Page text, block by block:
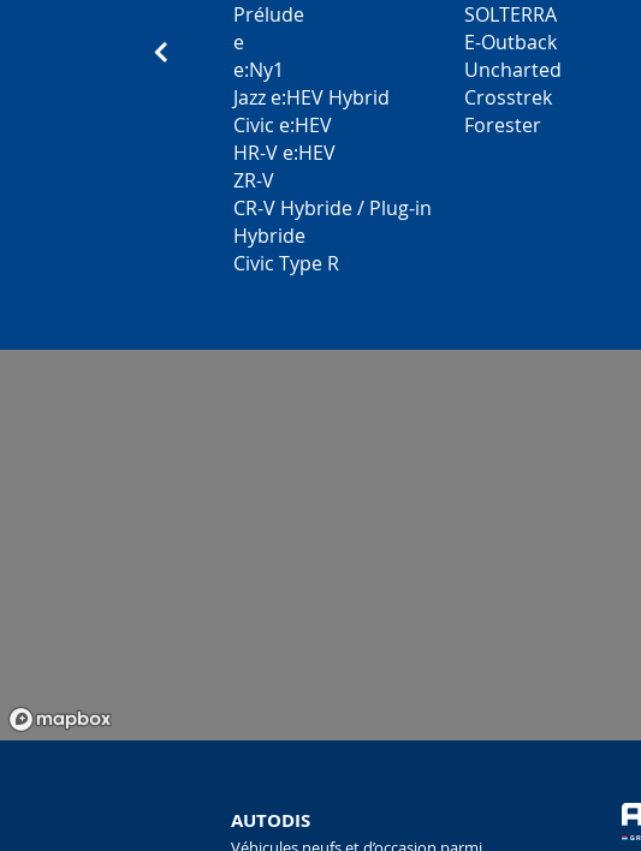
Prélude
e
e:Ny1
Jazz e:HEV Hybrid
Civic e:HEV
HR-V e:HEV
ZR-V
CR-V Hybride / Plug-in
Hybride
Civic Type R
SOLTERRA
E-Outback
Uncharted
Crosstrek
Forester
AUTODIS